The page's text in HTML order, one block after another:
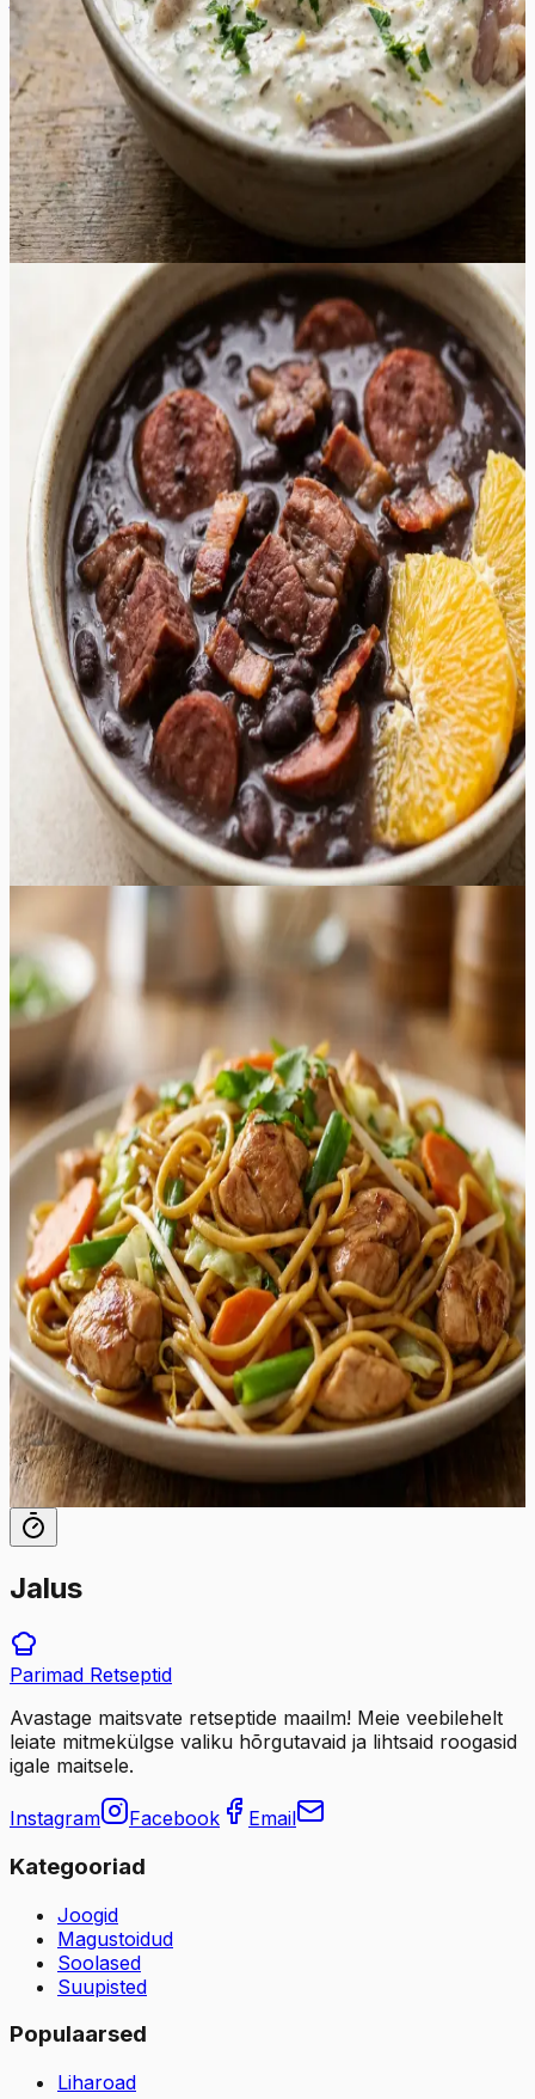
lõhnaga juba esimestest minutitest grillil. See marinaad
on ideaalne valik soojadeks suveõhtuteks, pakkudes
kergemat ja tervislikumat alternatiivi traditsioonilistele
äädikapõhistele marinaadidele. Valmis šašlõkk on pealt
kaunilt kuldpruun ja seest voolavalt mahlane, sobides
suurepäraselt nautimiseks koos värskete salatite või
grillitud köögiviljadega igal aiapeol.
30min
4tk
5.0 Hinnang:(3)
Brasiilia lihapada ehk feijoada
See tummine ja sügavate maitsetega lihapada on tõeline
mugavustoit, mis pakub rikkaliku ja rahuldustpakkuva
maitseelamuse igale lihasõbrale. Roa süda on aeglaselt
hautatud mustad oad, mis imevad endasse suitsuse
peekoni, vürtsika vorsti ja pehme sealiha mahlad,
tekitades sametise ja paksu kastme. Iga suutäis on täis
erinevaid tekstuure – alates muredaks keenud seapraest
kuni krõmpsuvate peekonitükkideni. Suitsused alatoonid
segunevad küüslaugu ja sibula magususega, luues
umami-rikka terviku, mis soojendab hinge ka kõige
külmemal talveõhtul. Serveerimisel lisatavad värsked
apelsiniviilud toovad esile vajaliku happesuse ja
tsitruselise värskuse, mis tasakaalustab ideaalselt liha
rammusust. See on suurepärane valik suuremateks
koosviibimisteks, kus soovitakse pakkuda midagi toitvat,
erilist ja meeldejäävat. Roa aroom, mis täidab köögi pika
hautamisprotsessi vältel, kutsub külalised juba varakult
lauda ootama.
Hinnang:
Kana Chow Mein
Kana Chow Mein on Hiina köögi klassika, mis pakub
sügavaid umami maitseid, krõmpsuvaid köögivilju ja
täiuslikult praetud nuudleid. See retsept on loodud
pakkuma autentset "takeout" kogemust otse teie
koduköögis, kuid märksa tervislikumal ja värskemal
moel. Roog on eriline tänu oma tasakaalustatud
kastmele, mis ühendab austrikastme soolaka sügavuse,
sojakastme umami, seesamiõli pähklise aroomi ja suhkru
õrna magususe. Valmistamine toimub ühel pannil või
vokkpannil, mis teeb sellest ideaalse lahenduse kiireks ja
maitsvaks õhtusöögiks. Krõmpsuv kapsas, magus
porgand ja küüslaugu aromaatne lõhn täiendavad
ideaalselt mahlaseid kanaribasid ja kergelt krõbedaks
praetud chow mein nuudleid. See roog sobib
suurepäraselt argiõhtuteks, pakkudes kiirelt valmivat ja
rahuldustpakkuvat sööki kogu perele. Serveerige seda
kuumalt otse vokkpannilt ja nautige iga suutäit, mis on
täis tekstuure ja maitseid.
35min
8 tk
Jalus
Parimad Retseptid
Avastage maitsvate retseptide maailm! Meie veebilehelt
leiate mitmekülgse valiku hõrgutavaid ja lihtsaid roogasid
igale maitsele.
Instagram Facebook Email
Kategooriad
Joogid
Magustoidud
Soolased
Suupisted
Populaarsed
Liharoad